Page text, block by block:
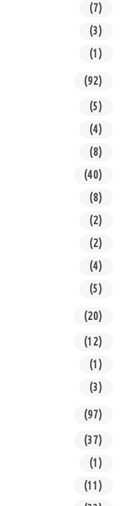
(7)
(3)
(1)
(92)
(5)
(4)
(8)
(40)
(8)
(2)
(2)
(4)
(5)
(20)
(12)
(1)
(3)
(97)
(37)
(1)
(11)